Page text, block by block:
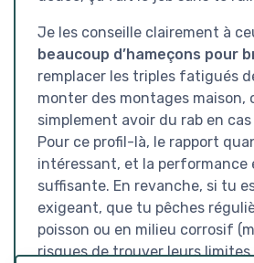
Je les conseille clairement à
beaucoup d’hameçons pour
remplacer les triples fatigués
monter des montages maison,
simplement avoir du rab en cas
Pour ce profil-là, le rapport
intéressant, et la performance
suffisante. En revanche, si tu
exigeant, que tu pêches
poisson ou en milieu corrosif
risques de trouver leurs